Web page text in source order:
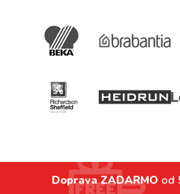
Doprava ZADARMO od